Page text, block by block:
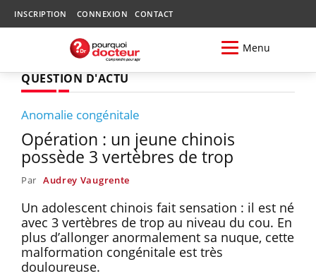
INSCRIPTION CONNEXION CONTACT
Menu
QUESTION D'ACTU
Anomalie congénitale
Opération : un jeune chinois
possède 3 vertèbres de trop
Par Audrey Vaugrente
Un adolescent chinois fait sensation : il est né
avec 3 vertèbres de trop au niveau du cou. En
plus d’allonger anormalement sa nuque, cette
malformation congénitale est très
douloureuse.